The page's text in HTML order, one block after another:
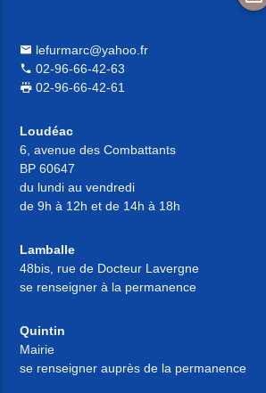
lefurmarc@yahoo.fr
02-96-66-42-63
02-96-66-42-61
Loudéac
6, avenue des Combattants
BP 60647
du lundi au vendredi
de 9h à 12h et de 14h à 18h
Lamballe
48bis, rue de Docteur Lavergne
se renseigner à la permanence
Quintin
Mairie
se renseigner auprès de la permanence